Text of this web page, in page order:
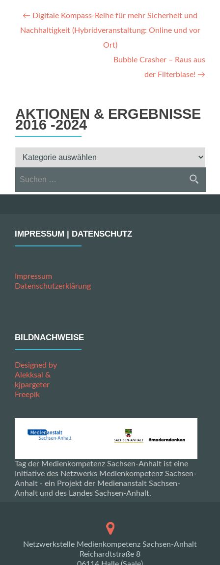
Artikel-
Navigation
← Digitale Kompass-Reihe für mehr Sicherheit und
Nachhaltigkeit (Hybridveranstaltung: Online und vor
Ort)
Bubble Crasher – Raus aus
der Filterblase! →
AKTIONEN & ERGEBNISSE
2016 -2024
Aktionen
&
Ergebnisse
IMPRESSUM | DATENSCHUTZ
Impressum
Datenschutzerklärung
BILDNACHWEISE
Designed by
Alekksal &
kjpargeter
Freepik
Tag der Medienkompetenz Sachsen-Anhalt ist eine
Initiative des Netzwerks Medienkompetenz Sachsen-
Anhalt - ein Projekt der Medienanstalt Sachsen-
Anhalt und des Landes Sachsen-Anhalt.
Netzwerkstelle Medienkompetenz Sachsen-Anhalt
Reichardtstraße 8